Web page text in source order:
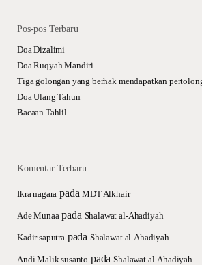
Pos-pos Terbaru
Doa Dizalimi
Doa Ruqyah Mandiri
Tiga golongan yang berhak mendapatkan
Doa Ulang Tahun
Bacaan Tahlil
Komentar Terbaru
Ikra nagara padaMDT Alkhair
Ade Munaa pada Shalawat al-Ahadiyah
Kadir saputra pada Shalawat al-Ahadiyah
Andi Malik susanto padaShalawat al-Ahadiyah